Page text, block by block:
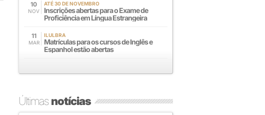
10
NOV
ATÉ 30 DE NOVEMBRO
Inscrições abertas para o Exame de
Proficiência em Língua Estrangeira
11
MAR
ILULBRA
Matrículas para os cursos de Inglês e
Espanhol estão abertas
Últimasnotícias